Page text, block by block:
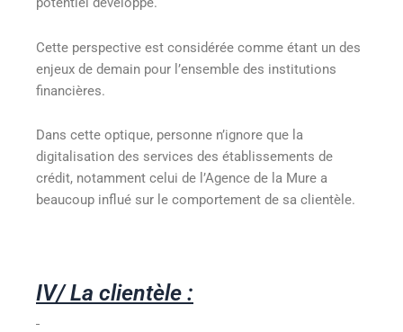
Cette perspective est considérée comme étant un des
enjeux de demain pour l’ensemble des institutions
financières.
Dans cette optique, personne n’ignore que la
digitalisation des services des établissements de
crédit, notamment celui de l’Agence de la Mure a
beaucoup influé sur le comportement de sa clientèle.
IV/ La clientèle :